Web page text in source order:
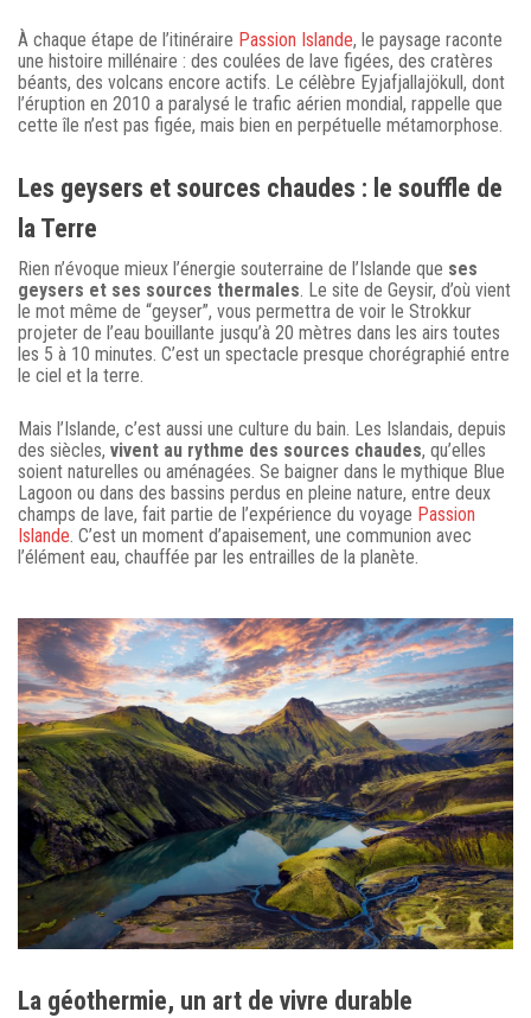
À chaque étape de l’itinéraire Passion Islande, le paysage raconte
une histoire millénaire : des coulées de lave figées, des cratères
béants, des volcans encore actifs. Le célèbre Eyjafjallajökull, dont
l’éruption en 2010 a paralysé le trafic aérien mondial, rappelle que
cette île n’est pas figée, mais bien en perpétuelle métamorphose.
Les geysers et sources chaudes : le souffle de
la Terre
Rien n’évoque mieux l’énergie souterraine de l’Islande que ses
geysers et ses sources thermales. Le site de Geysir, d’où vient
le mot même de “geyser”, vous permettra de voir le Strokkur
projeter de l’eau bouillante jusqu’à 20 mètres dans les airs toutes
les 5 à 10 minutes. C’est un spectacle presque chorégraphié entre
le ciel et la terre.
Mais l’Islande, c’est aussi une culture du bain. Les Islandais, depuis
des siècles, vivent au rythme des sources chaudes, qu’elles
soient naturelles ou aménagées. Se baigner dans le mythique Blue
Lagoon ou dans des bassins perdus en pleine nature, entre deux
champs de lave, fait partie de l’expérience du voyage Passion
Islande. C’est un moment d’apaisement, une communion avec
l’élément eau, chauffée par les entrailles de la planète.
La géothermie, un art de vivre durable